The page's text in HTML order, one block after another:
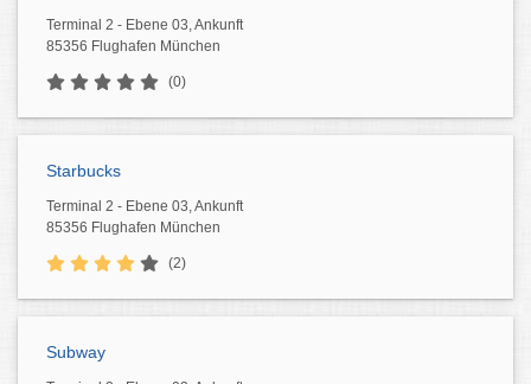
Terminal 2 - Ebene 03, Ankunft
85356 Flughafen München
(0)
Starbucks
Terminal 2 - Ebene 03, Ankunft
85356 Flughafen München
(2)
Subway